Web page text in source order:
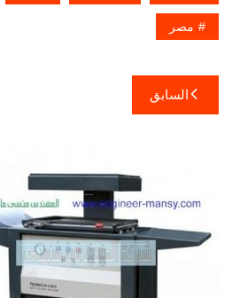
مصر
تصفّح
المقالات
السابق